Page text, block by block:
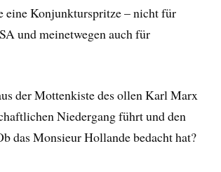
eine Konjunkturspritze – nicht für
und meinetwegen auch für
der Mottenkiste des ollen Karl Marx
Niedergang führt und den
das Monsieur Hollande bedacht hat?